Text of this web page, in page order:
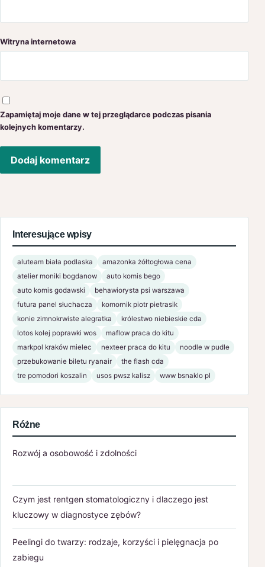
Witryna internetowa
Zapamiętaj moje dane w tej przeglądarce podczas pisania
kolejnych komentarzy.
Interesujące wpisy
aluteam biała podlaska
amazonka żółtogłowa cena
atelier moniki bogdanow
auto komis bego
auto komis godawski
behawiorysta psi warszawa
futura panel słuchacza
komornik piotr pietrasik
konie zimnokrwiste alegratka
królestwo niebieskie cda
lotos kolej poprawki wos
maflow praca do kitu
markpol kraków mielec
nexteer praca do kitu
noodle w pudle
przebukowanie biletu ryanair
the flash cda
tre pomodori koszalin
usos pwsz kalisz www bsnaklo pl
Różne
Rozwój a osobowość i zdolności
Czym jest rentgen stomatologiczny i dlaczego jest
kluczowy w diagnostyce zębów?
Peelingi do twarzy: rodzaje, korzyści i pielęgnacja po
zabiegu